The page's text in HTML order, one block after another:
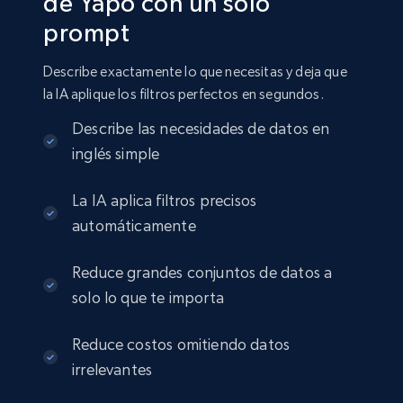
URL, Job posting id, Job title, Company name,
Company id, Job location, Job summary, Job
seniority level, and more.
15.3K+ 2.2K+
Place id, URL, Country, Name, Category,
Address, Description, Business details, and
prompt
Describe exactamente lo que necesitas y deja que
la IA aplique los filtros perfectos en segundos.
Describe las necesidades de datos en
inglés simple
La IA aplica filtros precisos
automáticamente
Reduce grandes conjuntos de datos a
solo lo que te importa
Reduce costos omitiendo datos
irrelevantes